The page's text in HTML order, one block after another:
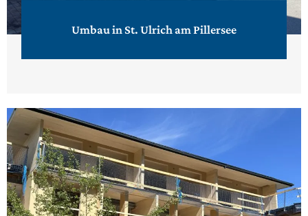
Umbau in St. Ulrich am Pillersee